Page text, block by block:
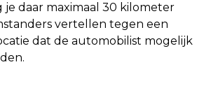
je daar maximaal 30 kilometer
vertellen tegen een
dat de automobilist mogelijk